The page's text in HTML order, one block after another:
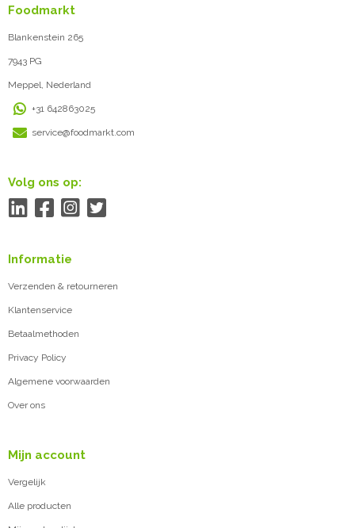
Foodmarkt
Blankenstein 265
7943 PG
Meppel, Nederland
+31 642863025
service@foodmarkt.com
Volg ons op:
Informatie
Verzenden & retourneren
Klantenservice
Betaalmethoden
Privacy Policy
Algemene voorwaarden
Over ons
Mijn account
Vergelijk
Alle producten